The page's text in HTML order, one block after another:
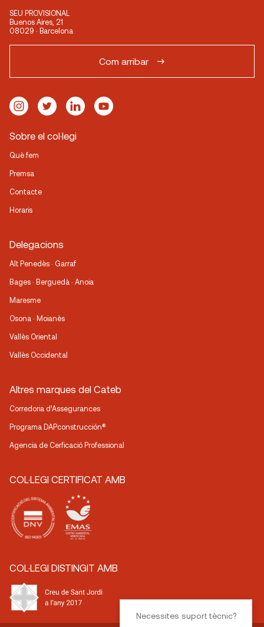
SEU PROVISIONAL
Buenos Aires, 21
08029 · Barcelona
Com arribar
Sobre el col·legi
Què fem
Premsa
Contacte
Horaris
Delegacions
Alt Penedès · Garraf
Bages · Berguedà · Anoia
Maresme
Osona · Moianès
Vallès Oriental
Vallès Occidental
Altres marques del Cateb
Corredoria d’Assegurances
Programa DAPconstrucción®
Agencia de Cerficació Professional
COL·LEGI CERTIFICAT AMB
COL·LEGI DISTINGIT AMB
Necessites suport tècnic?